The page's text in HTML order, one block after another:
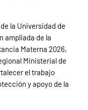
la Universidad de
ampliada de la
Materna 2026,
Ministerial de
el trabajo
y apoyo de la